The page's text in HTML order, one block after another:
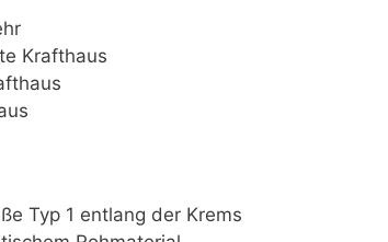
Krafthaus
Typ 1 entlang der Krems